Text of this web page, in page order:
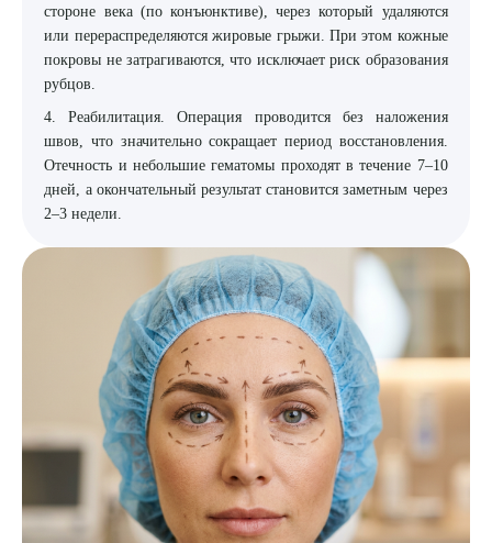
стороне века (по конъюнктиве), через который удаляются
или перераспределяются жировые грыжи. При этом кожные
покровы не затрагиваются, что исключает риск образования
рубцов.
4. Реабилитация. Операция проводится без наложения
швов, что значительно сокращает период восстановления.
Отечность и небольшие гематомы проходят в течение 7–10
дней, а окончательный результат становится заметным через
2–3 недели.